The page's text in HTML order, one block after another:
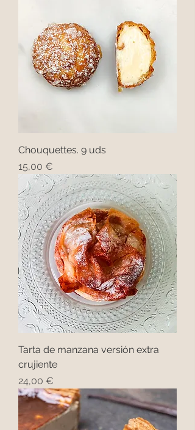
Chouquettes. 9 uds
Precio
15,00 €
Tarta de manzana versión extra
crujiente
Precio
24,00 €